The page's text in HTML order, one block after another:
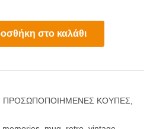
στο καλάθι
ΠΡΟΣΩΠΟΠΟΙΗΜΕΝΕΣ ΚΟΥΠΕΣ